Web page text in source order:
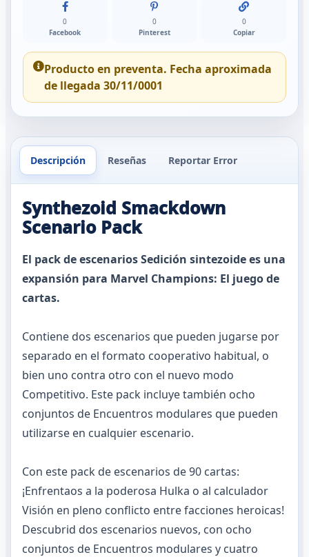
0
Facebook
0
Pinterest
0
Copiar
Producto en preventa. Fecha aproximada
de llegada 30/11/0001
Descripción Reseñas Reportar Error
Synthezoid Smackdown
Scenario Pack
El pack de escenarios Sedición sintezoide es una
expansión para Marvel Champions: El juego de
cartas.
Contiene dos escenarios que pueden jugarse por
separado en el formato cooperativo habitual, o
bien uno contra otro con el nuevo modo
Competitivo. Este pack incluye también ocho
conjuntos de Encuentros modulares que pueden
utilizarse en cualquier escenario.
Con este pack de escenarios de 90 cartas:
¡Enfrentaos a la poderosa Hulka o al calculador
Visión en pleno conflicto entre facciones heroicas!
Descubrid dos escenarios nuevos, con ocho
conjuntos de Encuentros modulares y cuatro